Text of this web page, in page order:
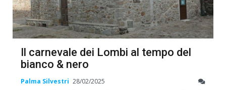
Il carnevale dei Lombi al tempo del
bianco & nero
Palma Silvestri 28/02/2025